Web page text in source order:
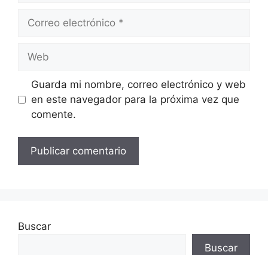
electrónico
Guarda mi nombre, correo electrónico y web
en este navegador para la próxima vez que
comente.
Buscar
Buscar